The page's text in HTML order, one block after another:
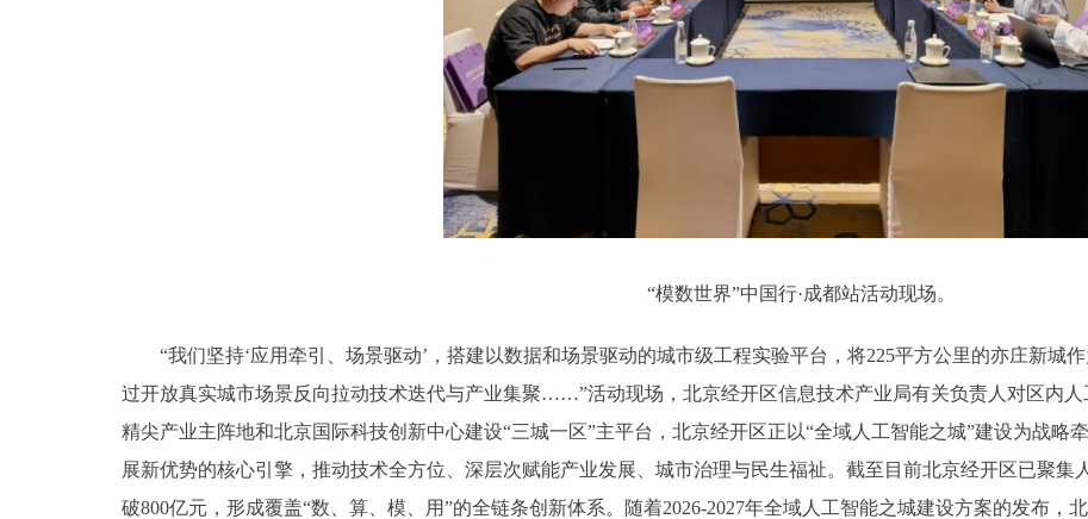
“模数世界”中国行·成都站活动现场。
“我们坚持‘应用牵引、场景驱动’，搭建以数据和场景驱动的城市级工程实验平台，将225平方公里的亦庄新城作
过开放真实城市场景反向拉动技术迭代与产业集聚……”活动现场，北京经开区信息技术产业局有关负责人对区内
精尖产业主阵地和北京国际科技创新中心建设“三城一区”主平台，北京经开区正以“全域人工智能之城”建设为战略
展新优势的核心引擎，推动技术全方位、深层次赋能产业发展、城市治理与民生福祉。截至目前北京经开区已聚集
破800亿元，形成覆盖“数、算、模、用”的全链条创新体系。随着2026-2027年全域人工智能之城建设方案的发布，